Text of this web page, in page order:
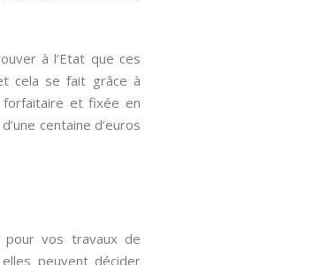
à l’Etat que ces
cela se fait grâce à
et fixée en
centaine d’euros
pour vos travaux de
elles peuvent décider